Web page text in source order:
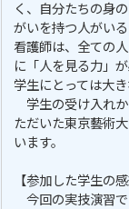
く、自分たちの身
がいを持つ人がい
看護師は、全ての
に「人を見る力」
学生にとっては大
学生の受け入れ
ただいた東京藝術
います。
【参加した学生の感
今回の実技演習